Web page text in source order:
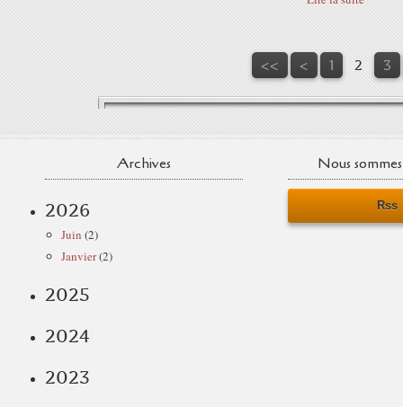
<< < 1 2 3
Archives
2026
Juin (2)
Janvier(2)
2025
2024
2023
Nous
Rss